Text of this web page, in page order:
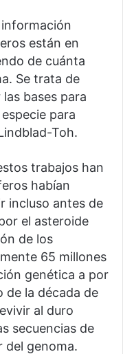
están en
de cuánta
Se trata de
bases para
para
Toh.
trabajos han
habían
incluso antes de
el asteroide
de los
65 millones
genética a por
de la década de
al duro
secuencias de
del genoma.